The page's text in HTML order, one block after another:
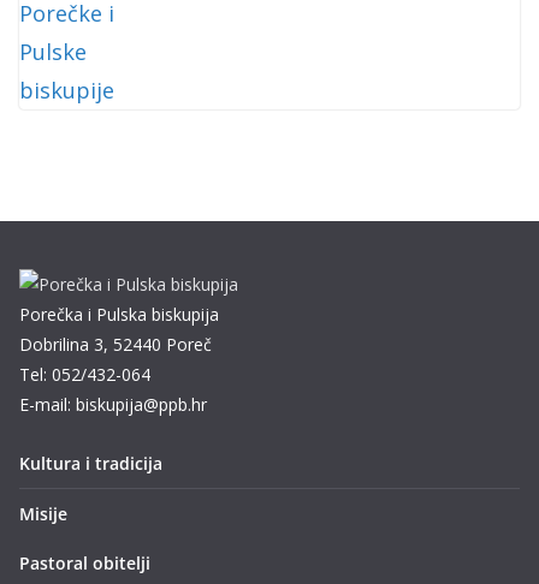
Porečka i Pulska biskupija
Dobrilina 3, 52440 Poreč
Tel: 052/432-064
E-mail: biskupija@ppb.hr
Kultura i tradicija
Misije
Pastoral obitelji